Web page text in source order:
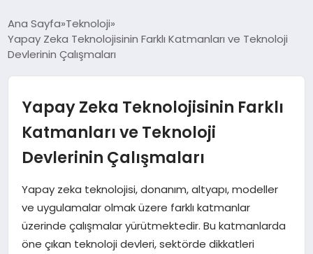
GÜNDEM
EĞITIM
EKONOMI
MAGAZIN
SAĞLIK
Ana Sayfa Teknoloji
Yapay Zeka Teknolojisinin Farklı Katmanları ve Teknoloji
Devlerinin Çalışmaları
Yapay Zeka Teknolojisinin Farklı
Katmanları ve Teknoloji
Devlerinin Çalışmaları
Yapay zeka teknolojisi, donanım, altyapı, modeller
ve uygulamalar olmak üzere farklı katmanlar
üzerinde çalışmalar yürütmektedir. Bu katmanlarda
öne çıkan teknoloji devleri, sektörde dikkatleri